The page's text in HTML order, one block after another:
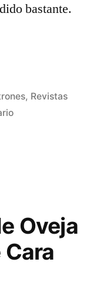
bastante.
, Revistas
en
Oveja